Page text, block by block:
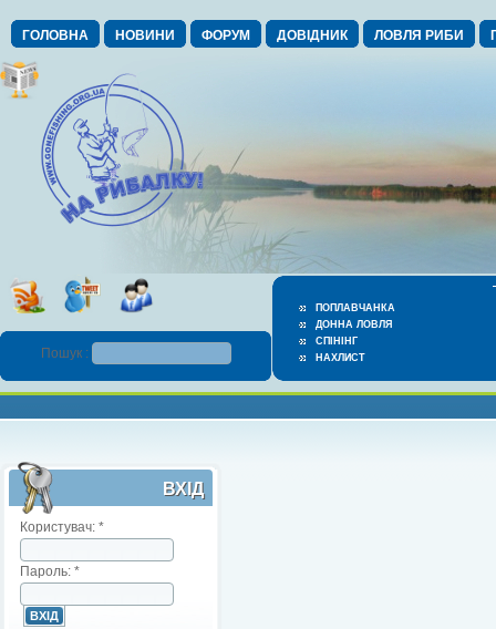
ГОЛОВНА НОВИНИ ФОРУМ ДОВІДНИК ЛОВЛЯ РИБИ
ПОПЛАВЧАНКА
ДОННА ЛОВЛЯ
СПІНІНГ
НАХЛИСТ
Пошук :
ВХІД
Користувач: *
Пароль: *